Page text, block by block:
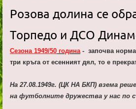
Розова долина се
Торпедо и ДСО
Сезона 1949/50 година - започва
три кръга от есенният дял, то е
На 27.08.1949г. (ЦК НА БКП) взема
на футболните дружества у нас по